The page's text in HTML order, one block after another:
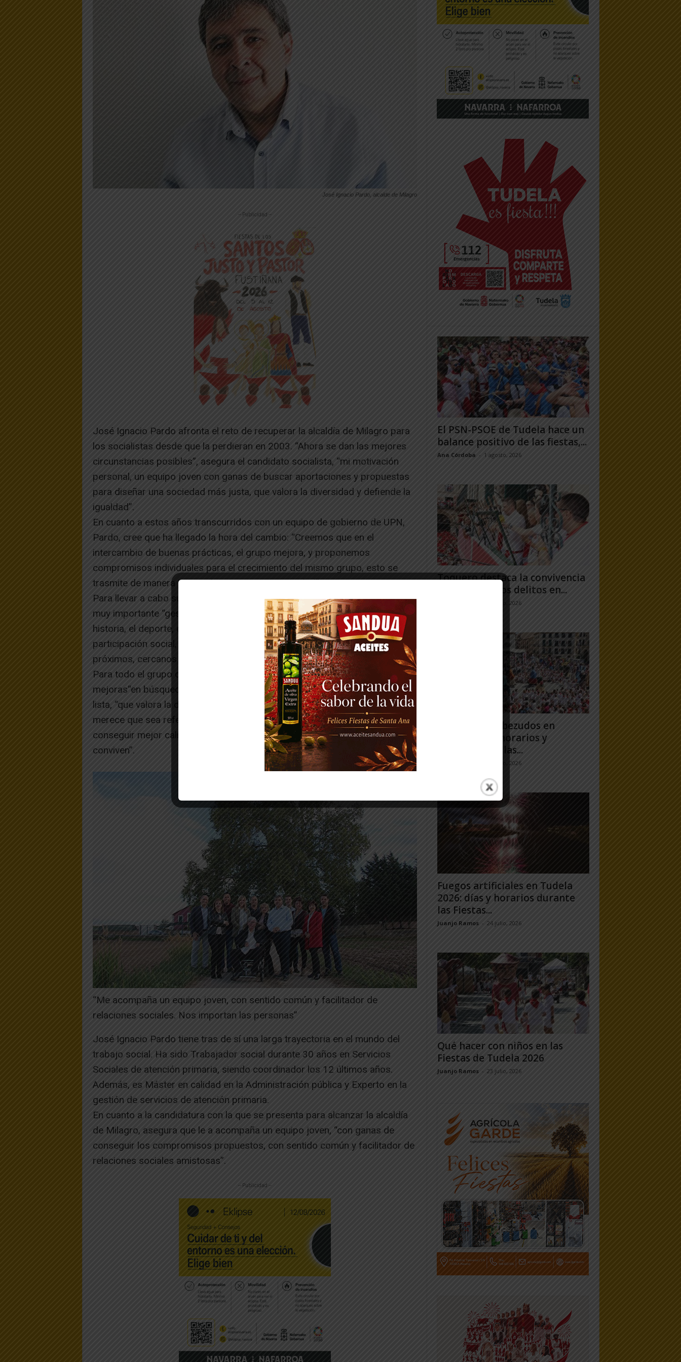
José Ignacio Pardo, alcalde de Milagro
-- Publicidad --
José Ignacio Pardo afronta el reto de recuperar la alcaldía de Milagro para
los socialistas desde que la perdieran en 2003. “Ahora se dan las mejores
circunstancias posibles”, asegura el candidato socialista, “mi motivación
personal, un equipo joven con ganas de buscar aportaciones y propuestas
para diseñar una sociedad más justa, que valora la diversidad y defiende la
igualdad”.
En cuanto a estos años transcurridos con un equipo de gobierno de UPN,
Pardo, cree que ha llegado la hora del cambio: “Creemos que en el
intercambio de buenas prácticas, el grupo mejora, y proponemos
compromisos individuales para el crecimiento del mismo grupo, esto se
trasmite de manera integradora en nuestra sociedad”.
Para llevar a cabo su programa, el candidato socialista tiene claro que es
muy importante “gestionar bien nuestra economía, la cultura, nuestra
historia, el deporte, el medio ambiente, la agricultura que nos identifica, la
participación social, los jóvenes, las personas mayores y buenos servicios,
próximos, cercanos a las personas”.
Para todo el grupo del PSN-PSOE en Milagro, es muy importante aportar
mejoras“en búsqueda de una sociedad más justa”, comenta su cabeza de
lista, “que valora la diversidad y defiende la igualdad, porque Milagro,
merece que sea referente como municipio rural que se esfuerza por
conseguir mejor calidad de vida para todas las personas que en el
conviven”.
“Me acompaña un equipo joven, con sentido común y facilitador de
relaciones sociales. Nos importan las personas”
José Ignacio Pardo tiene tras de sí una larga trayectoria en el mundo del
trabajo social. Ha sido Trabajador social durante 30 años en Servicios
Sociales de atención primaria, siendo coordinador los 12 últimos años.
Además, es Máster en calidad en la Administración pública y Experto en la
gestión de servicios de atención primaria.
En cuanto a la candidatura con la que se presenta para alcanzar la alcaldía
de Milagro, asegura que le a acompaña un equipo joven, “con ganas de
conseguir los compromisos propuestos, con sentido común y facilitador de
relaciones sociales amistosas”.
-- Publicidad --
El PSN-PSOE de Tudela hace un
balance positivo de las fiestas,...
Ana Córdoba - 1 agosto, 2026
Toquero destaca la convivencia
y la caída de los delitos en...
31 julio, 2026
Gigantes y Cabezudos en
Tudela 2026: horarios y
recorridos en las...
25 julio, 2026
Fuegos artificiales en Tudela
2026: días y horarios durante
las Fiestas...
Juanjo Ramos - 24 julio, 2026
Qué hacer con niños en las
Fiestas de Tudela 2026
Juanjo Ramos - 23 julio, 2026